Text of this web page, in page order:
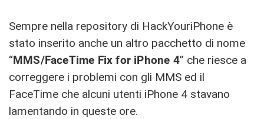
Sempre nella repository di HackYouriPhone è
stato inserito anche un altro pacchetto di nome
“MMS/FaceTime Fix for iPhone 4” che riesce a
correggere i problemi con gli MMS ed il
FaceTime che alcuni utenti iPhone 4 stavano
lamentando in queste ore.